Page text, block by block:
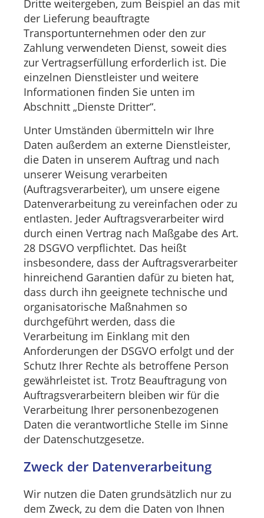
Dritte weitergeben, zum Beispiel an das mit
der Lieferung beauftragte
Transportunternehmen oder den zur
Zahlung verwendeten Dienst, soweit dies
zur Vertragserfüllung erforderlich ist. Die
einzelnen Dienstleister und weitere
Informationen finden Sie unten im
Abschnitt „Dienste Dritter“.
Unter Umständen übermitteln wir Ihre
Daten außerdem an externe Dienstleister,
die Daten in unserem Auftrag und nach
unserer Weisung verarbeiten
(Auftragsverarbeiter), um unsere eigene
Datenverarbeitung zu vereinfachen oder zu
entlasten. Jeder Auftragsverarbeiter wird
durch einen Vertrag nach Maßgabe des Art.
28 DSGVO verpflichtet. Das heißt
insbesondere, dass der Auftragsverarbeiter
hinreichend Garantien dafür zu bieten hat,
dass durch ihn geeignete technische und
organisatorische Maßnahmen so
durchgeführt werden, dass die
Verarbeitung im Einklang mit den
Anforderungen der DSGVO erfolgt und der
Schutz Ihrer Rechte als betroffene Person
gewährleistet ist. Trotz Beauftragung von
Auftragsverarbeitern bleiben wir für die
Verarbeitung Ihrer personenbezogenen
Daten die verantwortliche Stelle im Sinne
der Datenschutzgesetze.
Zweck der Datenverarbeitung
Wir nutzen die Daten grundsätzlich nur zu
dem Zweck, zu dem die Daten von Ihnen